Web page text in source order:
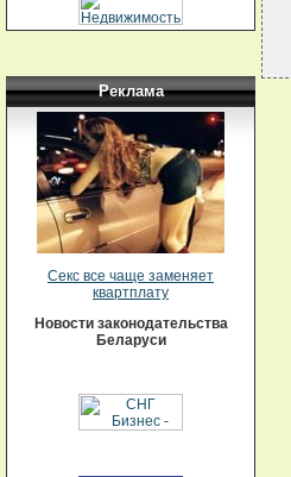
Реклама
Секс все чаще заменяет
квартплату
Новости законодательства
Беларуси